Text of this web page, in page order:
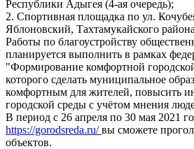
Республики Адыгея (4-ая очередь);
2. Спортивная площадка по ул.
Яблоновский, Тахтамукайского
Работы по благоустройству
планируется выполнить в рамках
"Формирование комфортной
которого сделать муниципальное
комфортным для жителей, повысить
городской среды с учётом мнения
В период с 26 апреля по 30 мая 2021
https://gorodsreda.ru/вы сможете
объектов.